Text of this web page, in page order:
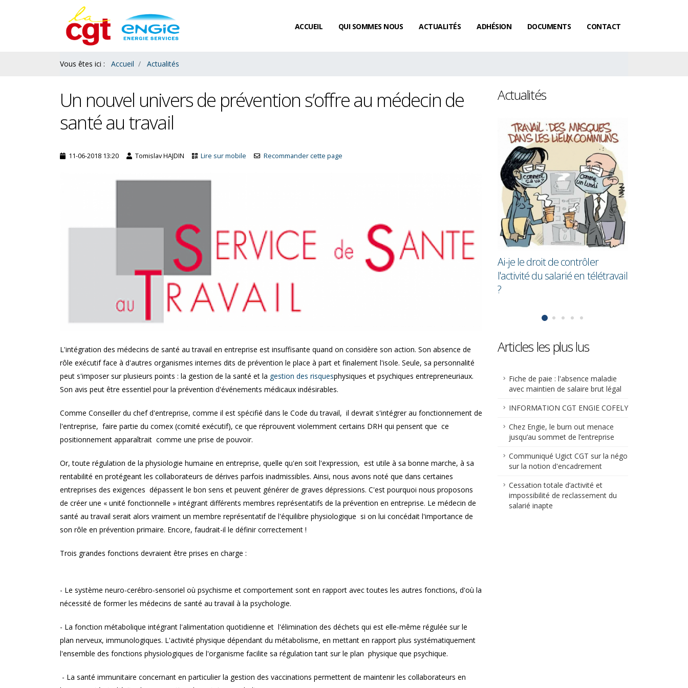
ACCUEIL QUI SOMMES NOUS ACTUALITÉS ADHÉSION DOCUMENTS CONTACT
Vous êtes ici : Accueil Actualités
Un nouvel univers de prévention s’offre au médecin de
santé au travail
11-06-2018 13:20 Tomislav HAJDIN Lire sur mobile Recommander cette page
L'intégration des médecins de santé au travail en entreprise est insuffisante quand on considère son action. Son absence de
rôle exécutif face à d'autres organismes internes dits de prévention le place à part et finalement l'isole. Seule, sa personnalité
peut s'imposer sur plusieurs points : la gestion de la santé et la gestion des risquesphysiques et psychiques entrepreneuriaux.
Son avis peut être essentiel pour la prévention d'événements médicaux indésirables.
Comme Conseiller du chef d'entreprise, comme il est spécifié dans le Code du travail, il devrait s'intégrer au fonctionnement de
l'entreprise, faire partie du comex (comité exécutif), ce que réprouvent violemment certains DRH qui pensent que ce
positionnement apparaîtrait comme une prise de pouvoir.
Or, toute régulation de la physiologie humaine en entreprise, quelle qu'en soit l'expression, est utile à sa bonne marche, à sa
rentabilité en protégeant les collaborateurs de dérives parfois inadmissibles. Ainsi, nous avons noté que dans certaines
entreprises des exigences dépassent le bon sens et peuvent générer de graves dépressions. C'est pourquoi nous proposons
de créer une « unité fonctionnelle » intégrant différents membres représentatifs de la prévention en entreprise. Le médecin de
santé au travail serait alors vraiment un membre représentatif de l'équilibre physiologique si on lui concédait l'importance de
son rôle en prévention primaire. Encore, faudrait-il le définir correctement !
Trois grandes fonctions devraient être prises en charge :
- Le système neuro-cerébro-sensoriel où psychisme et comportement sont en rapport avec toutes les autres fonctions, d'où la
nécessité de former les médecins de santé au travail à la psychologie.
- La fonction métabolique intégrant l'alimentation quotidienne et l'élimination des déchets qui est elle-même régulée sur le
plan nerveux, immunologiques. L'activité physique dépendant du métabolisme, en mettant en rapport plus systématiquement
l'ensemble des fonctions physiologiques de l'organisme facilite sa régulation tant sur le plan physique que psychique.
- La santé immunitaire concernant en particulier la gestion des vaccinations permettent de maintenir les collaborateurs en
Actualités
cadres !
est-elle maintenue pendant
l’arrêt maladie ?
prescription de la faute ?
Ai-je le droit de contrôler
l'activité du salarié en télétravail
?
Articles les plus lus
Fiche de paie : l'absence maladie
avec maintien de salaire brut légal
INFORMATION CGT ENGIE COFELY
Chez Engie, le burn out menace
jusqu’au sommet de l’entreprise
Communiqué Ugict CGT sur la négo
sur la notion d'encadrement
Cessation totale d’activité et
impossibilité de reclassement du
salarié inapte